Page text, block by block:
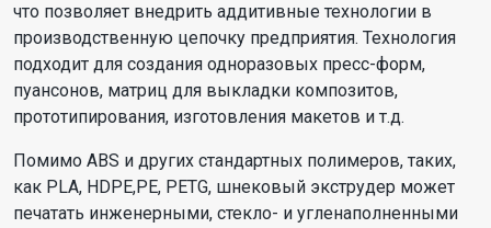
что позволяет внедрить аддитивные технологии в
производственную цепочку предприятия. Технология
подходит для создания одноразовых пресс-форм,
пуансонов, матриц для выкладки композитов,
прототипирования, изготовления макетов и т.д.
Помимо ABS и других стандартных полимеров, таких,
как PLA, HDPE,PE, PETG, шнековый экструдер может
печатать инженерными, стекло- и угленаполненными